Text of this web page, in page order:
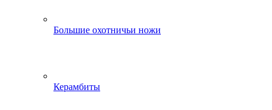
Большие охотничьи ножи
Керамбиты